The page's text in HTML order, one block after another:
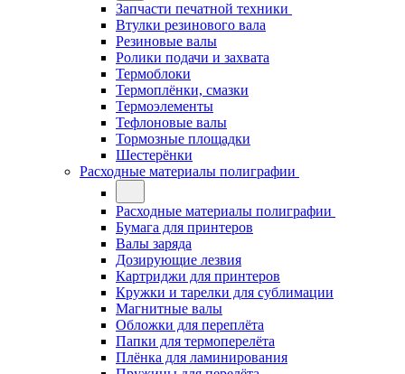
Запчасти печатной техники
Втулки резинового вала
Резиновые валы
Ролики подачи и захвата
Термоблоки
Термоплёнки, смазки
Термоэлементы
Тефлоновые валы
Тормозные площадки
Шестерёнки
Расходные материалы полиграфии
Расходные материалы полиграфии
Бумага для принтеров
Валы заряда
Дозирующие лезвия
Картриджи для принтеров
Кружки и тарелки для сублимации
Магнитные валы
Обложки для переплёта
Папки для термоперелёта
Плёнка для ламинирования